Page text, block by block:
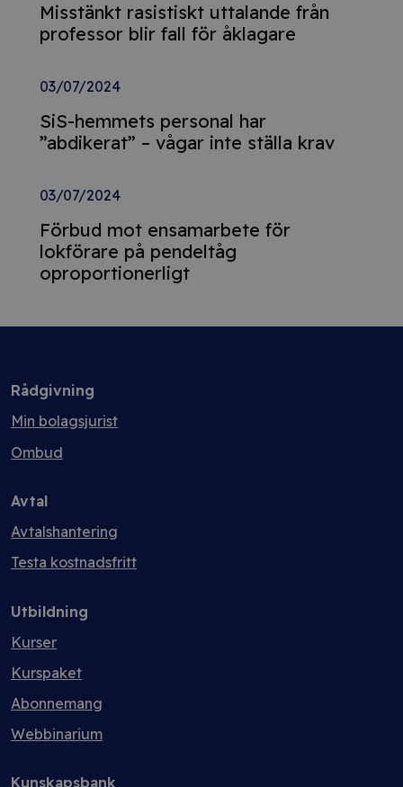
Misstänkt rasistiskt uttalande från
professor blir fall för åklagare
03/07/2024
SiS-hemmets personal har
”abdikerat” – vågar inte ställa krav
03/07/2024
Förbud mot ensamarbete för
lokförare på pendeltåg
oproportionerligt
Rådgivning
Min bolagsjurist
Ombud
Avtal
Avtalshantering
Testa kostnadsfritt
Utbildning
Kurser
Kurspaket
Abonnemang
Webbinarium
Kunskapsbank